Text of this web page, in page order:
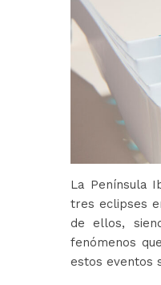
La Península
tres eclipses
de ellos,
fenómenos
estos eventos